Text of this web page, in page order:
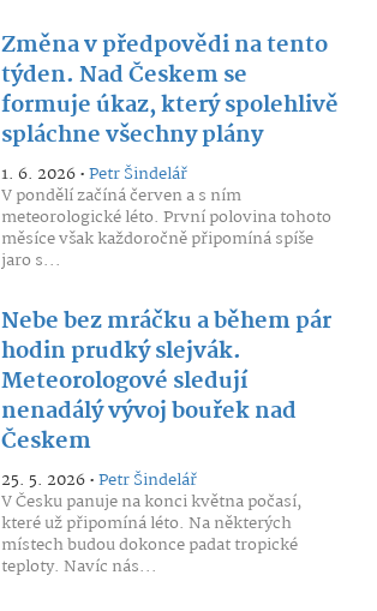
Změna v předpovědi na tento
týden. Nad Českem se
formuje úkaz, který spolehlivě
spláchne všechny plány
1. 6. 2026 •Petr Šindelář
V pondělí začíná červen a s ním
meteorologické léto. První polovina tohoto
měsíce však každoročně připomíná spíše
jaro s...
Nebe bez mráčku a během pár
hodin prudký slejvák.
Meteorologové sledují
nenadálý vývoj bouřek nad
Českem
25. 5. 2026 •Petr Šindelář
V Česku panuje na konci května počasí,
které už připomíná léto. Na některých
místech budou dokonce padat tropické
teploty. Navíc nás...